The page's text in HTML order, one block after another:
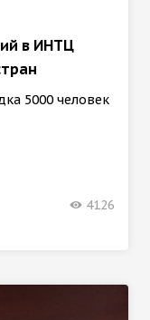
в ИНТЦ
5000 человек
4126